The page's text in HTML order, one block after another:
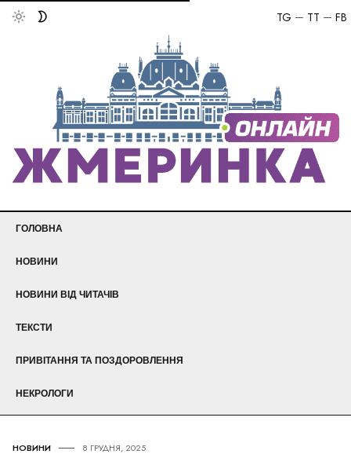
FB
TT
TG
ГОЛОВНА
НОВИНИ
НОВИНИ ВІД ЧИТАЧІВ
ТЕКСТИ
ПРИВІТАННЯ ТА ПОЗДОРОВЛЕННЯ
НЕКРОЛОГИ
НОВИНИ 8 ГРУДНЯ, 2025